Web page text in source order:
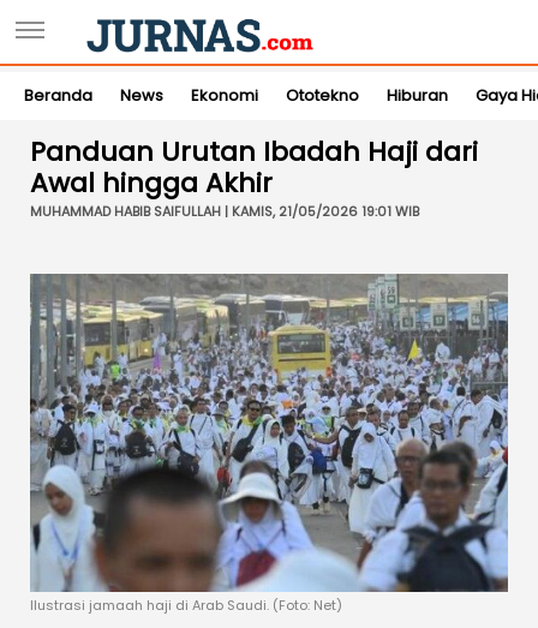
Beranda News Ekonomi Ototekno Hiburan Gaya
Panduan Urutan Ibadah Haji dari
Awal hingga Akhir
MUHAMMAD HABIB SAIFULLAH | KAMIS, 21/05/2026 19:01 WIB
Ilustrasi jamaah haji di Arab Saudi. (Foto: Net)